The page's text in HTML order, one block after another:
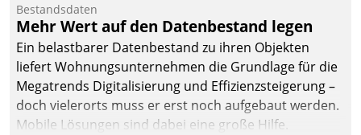
Bestandsdaten
Mehr Wert auf den Datenbestand legen
Ein belastbarer Datenbestand zu ihren Objekten
liefert Wohnungsunternehmen die Grundlage für die
Megatrends Digitalisierung und Effizienzsteigerung –
doch vielerorts muss er erst noch aufgebaut werden.
Mobile Lösungen sind dabei eine große Hilfe.